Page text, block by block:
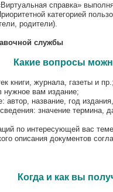
справка»
категорией
родители).
службы
Какие вопросы
книги, журнала, газеты и
нужное вам издание;
автор, название, год
значение термина,
по интересующей вас
описания документов
Когда и как вы